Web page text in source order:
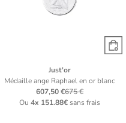
Just'or
Médaille ange Raphael en or blanc
607,50 €675 €
Ou4x 151.88€sans frais